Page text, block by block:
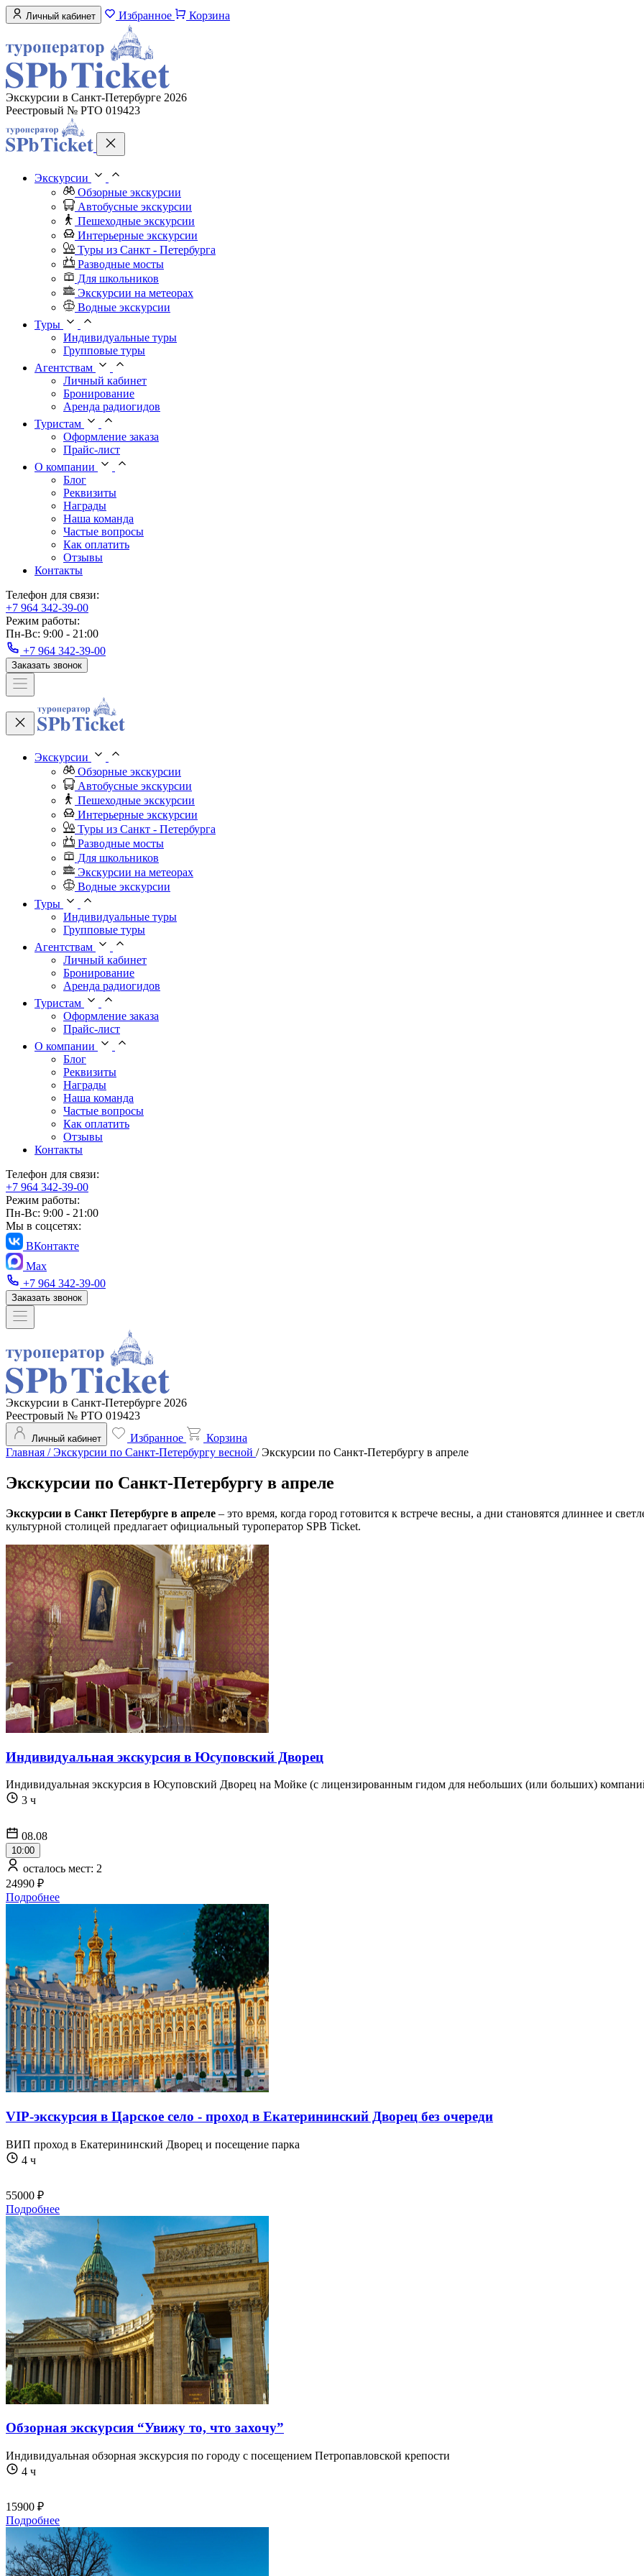
Личный кабинет Избранное Корзина
Экскурсии в Санкт-Петербурге 2026
Реестровый № РТО 019423
Экскурсии
Обзорные экскурсии
Автобусные экскурсии
Пешеходные экскурсии
Интерьерные экскурсии
Туры из Санкт - Петербурга
Разводные мосты
Для школьников
Экскурсии на метеорах
Водные экскурсии
Туры
Индивидуальные туры
Групповые туры
Агентствам
Личный кабинет
Бронирование
Аренда радиогидов
Туристам
Оформление заказа
Прайс-лист
О компании
Блог
Реквизиты
Награды
Наша команда
Частые вопросы
Как оплатить
Отзывы
Контакты
Телефон для связи:
+7 964 342-39-00
Режим работы:
Пн-Вс: 9:00 - 21:00
+7 964 342-39-00
Заказать звонок
Экскурсии
Обзорные экскурсии
Автобусные экскурсии
Пешеходные экскурсии
Интерьерные экскурсии
Туры из Санкт - Петербурга
Разводные мосты
Для школьников
Экскурсии на метеорах
Водные экскурсии
Туры
Индивидуальные туры
Групповые туры
Агентствам
Личный кабинет
Бронирование
Аренда радиогидов
Туристам
Оформление заказа
Прайс-лист
О компании
Блог
Реквизиты
Награды
Наша команда
Частые вопросы
Как оплатить
Отзывы
Контакты
Телефон для связи:
+7 964 342-39-00
Режим работы:
Пн-Вс: 9:00 - 21:00
Мы в соцсетях:
ВКонтакте
Max
+7 964 342-39-00
Заказать звонок
Экскурсии в Санкт-Петербурге 2026
Реестровый № РТО 019423
Личный кабинет Избранное
Корзина
Главная /Экскурсии по Санкт-Петербургу весной /Экскурсии по Санкт-Петербургу в апреле
Экскурсии по Санкт-Петербургу в апреле
Экскурсии в Санкт Петербурге в апреле – это время, когда город готовится к встрече весны, а дни становятся длиннее и
культурной столицей предлагает официальный туроператор SPB Ticket.
Индивидуальная экскурсия в Юсуповский Дворец
Индивидуальная экскурсия в Юсуповский Дворец на Мойке (с лицензированным гидом для небольших (или больших)
3 ч
08.08
10:00
осталось мест: 2
24990 ₽
Подробнее
VIP-экскурсия в Царское село - проход в Екатерининский Дворец без очереди
ВИП проход в Екатерининский Дворец и посещение парка​​​​
4 ч
55000 ₽
Подробнее
Обзорная экскурсия “Увижу то, что захочу”
Индивидуальная обзорная экскурсия по городу с посещением Петропавловской крепости
4 ч
15900 ₽
Подробнее